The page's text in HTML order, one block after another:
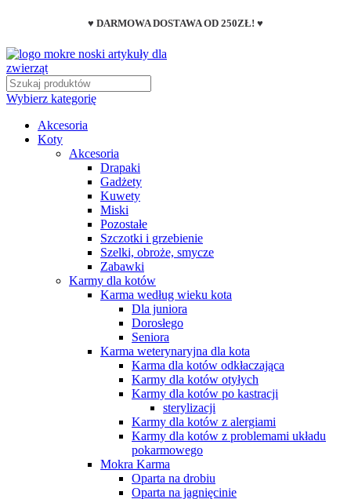
♥ DARMOWA DOSTAWA OD 250ZŁ! ♥
Wybierz kategorię
Akcesoria
Koty
Akcesoria
Drapaki
Gadżety
Kuwety
Miski
Pozostałe
Szczotki i grzebienie
Szelki, obroże, smycze
Zabawki
Karmy dla kotów
Karma według wieku kota
Dla juniora
Dorosłego
Seniora
Karma weterynaryjna dla kota
Karma dla kotów odkłaczająca
Karmy dla kotów otyłych
Karmy dla kotów po kastracji
sterylizacji
Karmy dla kotów z alergiami
Karmy dla kotów z problemami układu
pokarmowego
Mokra Karma
Oparta na drobiu
Oparta na jagnięcinie